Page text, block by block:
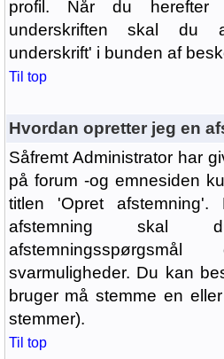
profil. Når du
underskriften skal du
underskrift' i bunden af
Til top
Hvordan opretter jeg en
Såfremt Administrator har
på forum -og emnesiden
titlen 'Opret
afstemning skal
svarmuligheder. Du kan
bruger må stemme en
stemmer).
Til top